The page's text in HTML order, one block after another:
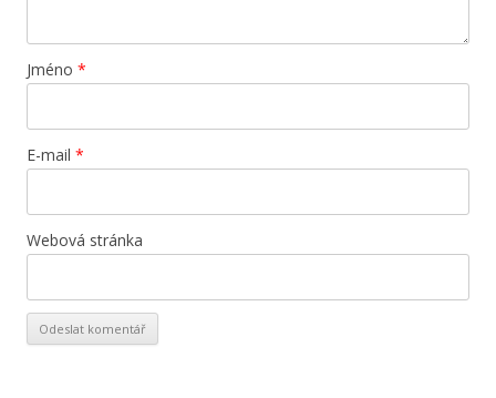
Jméno *
E-mail *
Webová stránka